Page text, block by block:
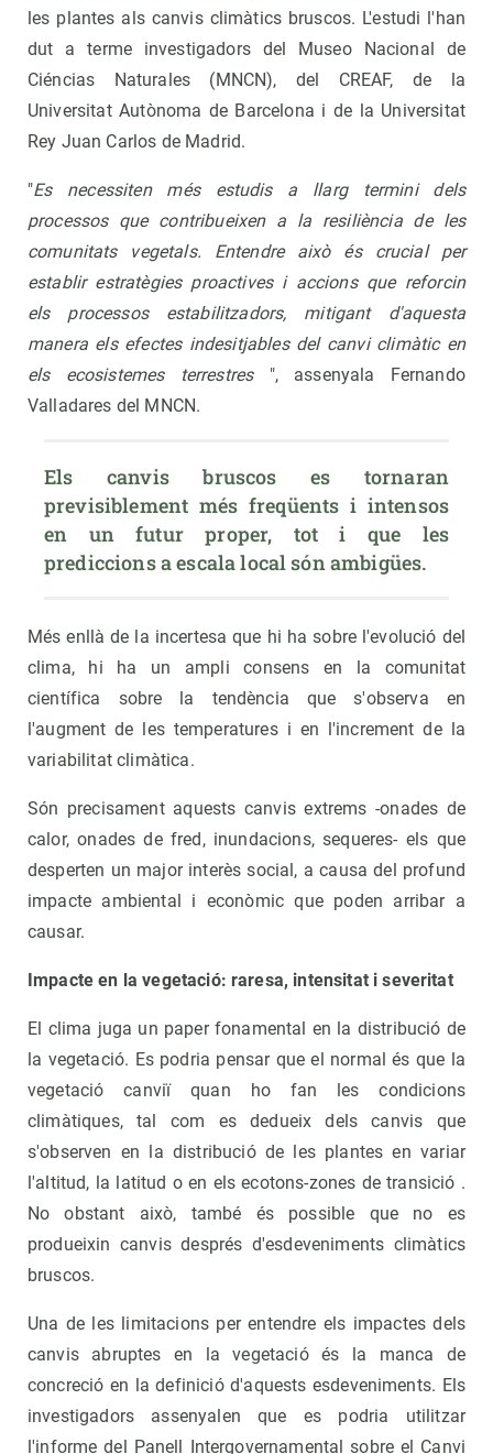
les plantes als canvis climàtics bruscos. L'estudi l'han
dut a terme investigadors del Museo Nacional de
Ciéncias Naturales (MNCN), del CREAF, de la
Universitat Autònoma de Barcelona i de la Universitat
Rey Juan Carlos de Madrid.
"Es necessiten més estudis a llarg termini dels
processos que contribueixen a la resiliència de les
comunitats vegetals. Entendre això és crucial per
establir estratègies proactives i accions que reforcin
els processos estabilitzadors, mitigant d'aquesta
manera els efectes indesitjables del canvi climàtic en
els ecosistemes terrestres ", assenyala Fernando
Valladares del MNCN.
Els canvis bruscos es tornaran
previsiblement més freqüents i intensos
en un futur proper, tot i que les
prediccions a escala local són ambigües.
Més enllà de la incertesa que hi ha sobre l'evolució del
clima, hi ha un ampli consens en la comunitat
científica sobre la tendència que s'observa en
l'augment de les temperatures i en l'increment de la
variabilitat climàtica.
Són precisament aquests canvis extrems -onades de
calor, onades de fred, inundacions, sequeres- els que
desperten un major interès social, a causa del profund
impacte ambiental i econòmic que poden arribar a
causar.
Impacte en la vegetació: raresa, intensitat i severitat
El clima juga un paper fonamental en la distribució de
la vegetació. Es podria pensar que el normal és que la
vegetació canviï quan ho fan les condicions
climàtiques, tal com es dedueix dels canvis que
s'observen en la distribució de les plantes en variar
l'altitud, la latitud o en els ecotons-zones de transició .
No obstant això, també és possible que no es
produeixin canvis després d'esdeveniments climàtics
bruscos.
Una de les limitacions per entendre els impactes dels
canvis abruptes en la vegetació és la manca de
concreció en la definició d'aquests esdeveniments. Els
investigadors assenyalen que es podria utilitzar
l'informe del Panell Intergovernamental sobre el Canvi